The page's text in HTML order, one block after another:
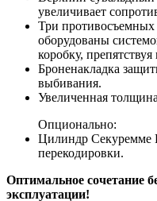
увеличивает
Три противосъемных
оборудованы
коробку, препятствуя
Броненакладка
выбивания.
Увеличенная
Опционально:
Цилиндр Секуремме
перекодировки.
Оптимальное сочетание
эксплуатации!